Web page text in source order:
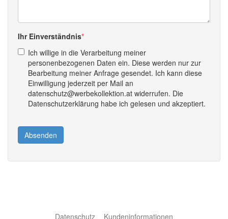
Ihr Einverständnis
Ich willige in die Verarbeitung meiner
personenbezogenen Daten ein. Diese werden nur zur
Bearbeitung meiner Anfrage gesendet. Ich kann diese
Einwilligung jederzeit per Mail an
datenschutz@werbekollektion.at widerrufen. Die
Datenschutzerklärung habe ich gelesen und akzeptiert.
Absenden
Datenschutz Kundeninformationen